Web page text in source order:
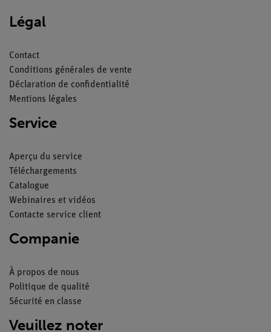
Légal
Contact
Conditions générales de vente
Déclaration de confidentialité
Mentions légales
Service
Aperçu du service
Téléchargements
Catalogue
Webinaires et vidéos
Contacte service client
Companie
À propos de nous
Politique de qualité
Sécurité en classe
Veuillez noter